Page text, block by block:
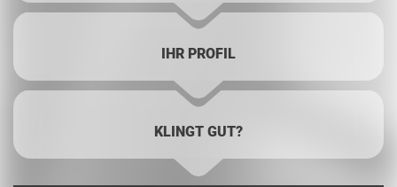
IHR PROFIL
KLINGT GUT?